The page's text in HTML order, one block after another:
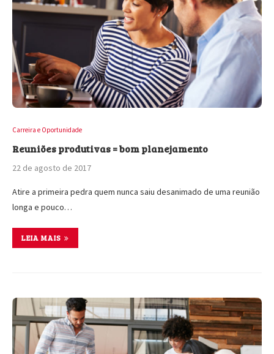
Carreira e Oportunidade
Reuniões produtivas = bom planejamento
22 de agosto de 2017
Atire a primeira pedra quem nunca saiu desanimado de uma reunião
longa e pouco…
LEIA MAIS